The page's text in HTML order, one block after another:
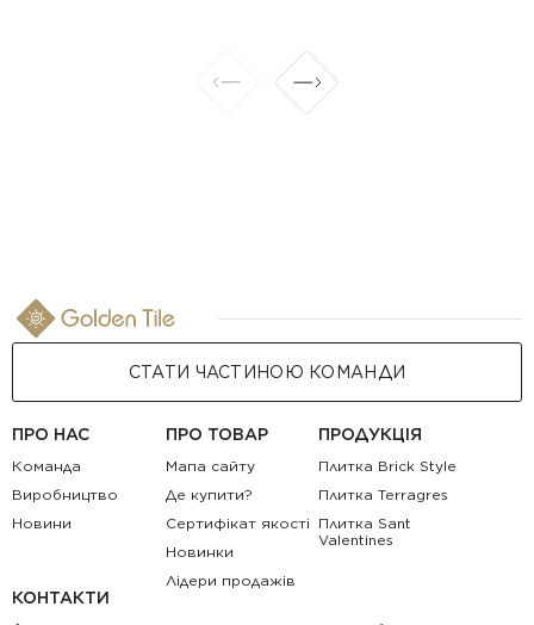
СТАТИ ЧАСТИНОЮ КОМАНДИ
ПРО НАС
Команда
Виробництво
Новини
ПРО ТОВАР
Мапа сайту
Де купити?
Сертифікат якості
Новинки
Лідери продажів
ПРОДУКЦІЯ
Плитка Brick Style
Плитка Terragres
Плитка Sant
Valentines
КОНТАКТИ